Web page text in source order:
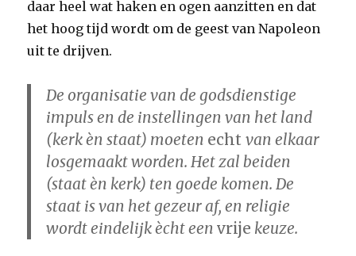
daar heel wat haken en ogen aanzitten en dat
het hoog tijd wordt om de geest van Napoleon
uit te drijven.
De organisatie van de godsdienstige
impuls en de instellingen van het land
(kerk èn staat) moeten echtvan elkaar
losgemaakt worden. Het zal beiden
(staat èn kerk) ten goede komen. De
staat is van het gezeur af, en religie
wordt eindelijk ècht eenvrije keuze.